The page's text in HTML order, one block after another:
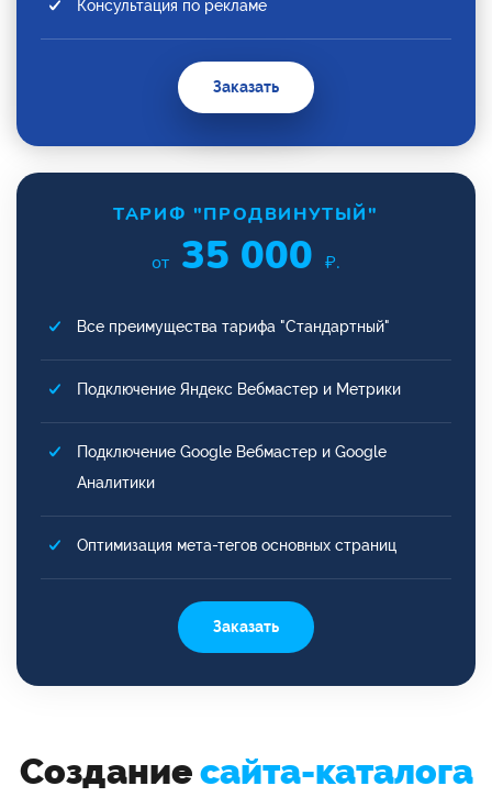
Консультация по рекламе
Заказать
ТАРИФ "ПРОДВИНУТЫЙ"
от 35 000 ₽.
Все преимущества тарифа "Стандартный"
Подключение Яндекс Вебмастер и Метрики
Подключение Google Вебмастер и Google
Аналитики
Оптимизация мета-тегов основных страниц
Заказать
Созданиесайта-каталога